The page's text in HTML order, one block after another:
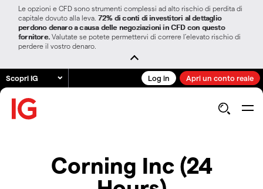
Le opzioni e CFD sono strumenti complessi ad alto rischio di perdita di
capitale dovuto alla leva. 72% di conti di investitori al dettaglio
perdono denaro a causa delle negoziazioni in CFD con questo
fornitore. Valutate se potete permettervi di correre l’elevato rischio di
perdere il vostro denaro.
Scopri IG Log in Apri un conto reale
Corning Inc (24